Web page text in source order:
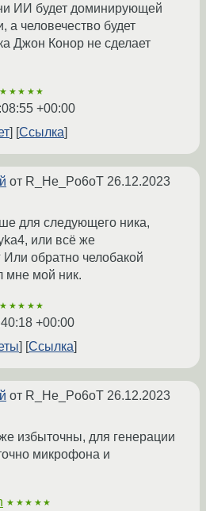
ИИ будет доминирующей
человечество будет
Джон Конор не сделает
★★★★★
+00:00
Ссылка
от R_He_Po6oT 26.12.2023
для следующего ника,
или всё же
обратно челобакой
мне мой ник.
★★★★★
+00:00
Ссылка
от R_He_Po6oT 26.12.2023
избыточны, для генерации
микрофона и
★★★★★